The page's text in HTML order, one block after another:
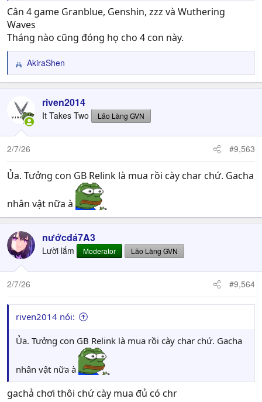
Cân 4 game Granblue, Genshin, zzz và Wuthering
Waves
Tháng nào cũng đóng họ cho 4 con này.
R
e
c
o
n
AkiraShen
riven2014
It Takes Two Lão Làng GVN
2/7/26 #9,563
Ủa. Tưởng con GB Relink là mua rồi cày char chứ. Gacha
nhân vật nữa à
nướcđá7A3
Lười lắm Moderator Lão Làng GVN
2/7/26 #9,564
riven2014 nói:
Ủa. Tưởng con GB Relink là mua rồi cày char chứ. Gacha
nhân vật nữa à
gachả chơi thôi chứ cày mua đủ có chr